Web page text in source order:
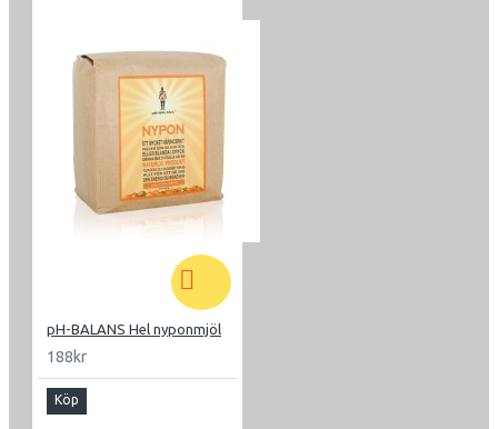
pH-BALANS Hel nyponmjöl
188kr
Köp